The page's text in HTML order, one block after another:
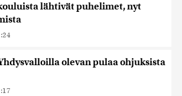
lähtivät puhelimet, nyt
olevan pulaa ohjuksista